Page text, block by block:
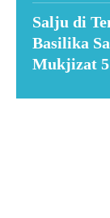
Salju di
Basilika
Mukjizat 5